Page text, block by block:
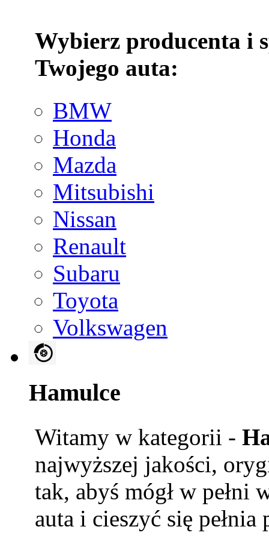
Wybierz producenta i
Twojego auta:
BMW
Honda
Mazda
Mitsubishi
Nissan
Renault
Subaru
Toyota
Volkswagen
Hamulce
Witamy w kategorii -
najwyższej jakości,
tak, abyś mógł w pełni
auta i cieszyć się